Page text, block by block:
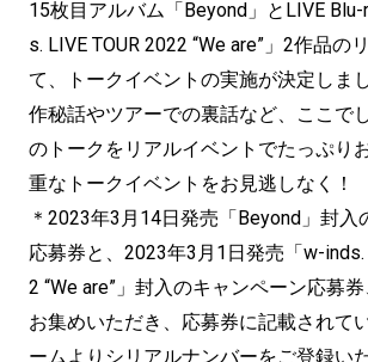
15枚目アルバム「Beyond」とLIVE
s. LIVE TOUR 2022 “We are”」2作品の
て、
トークイベントの実施が決定しま
作秘話やツアーでの裏話など、
ここで
のトークをリアルイベントでたっぷり
重なトークイベントをお見逃しなく！
＊2023年3月14日発売「Beyond」 封入
応募券と、2023年3月1日発売「w-inds.
2 “We are”」封入のキャンペーン応募券
お集めいただき、 応募券に記載されて
ームよりシリアルナンバーをご登録い